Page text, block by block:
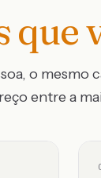
que
o mesmo
entre a